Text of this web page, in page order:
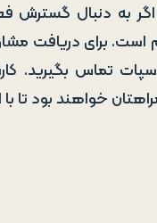
به دنبال گسترش
است. برای دریافت
خواهند بود تا